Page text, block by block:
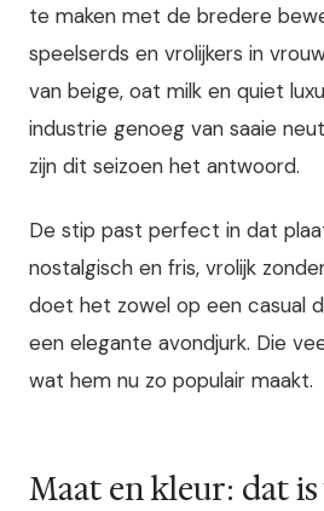
te maken met de bredere
speelserds en vrolijkers in
van beige, oat milk en quiet
industrie genoeg van saaie
zijn dit seizoen het antwoord.
De stip past perfect in dat
nostalgisch en fris, vrolijk
doet het zowel op een casual
een elegante avondjurk. Die
wat hem nu zo populair maakt.
Maat en kleur: dat